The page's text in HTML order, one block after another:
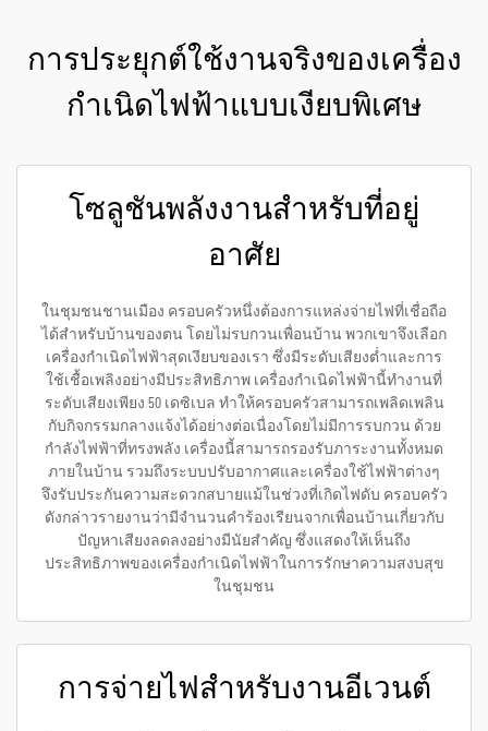
การประยุกต์ใช้งานจริงของเครื่อง
กำเนิดไฟฟ้าแบบเงียบพิเศษ
โซลูชันพลังงานสำหรับที่อยู่
อาศัย
ในชุมชนชานเมือง ครอบครัวหนึ่งต้องการแหล่งจ่ายไฟที่เชื่อถือ
ได้สำหรับบ้านของตน โดยไม่รบกวนเพื่อนบ้าน พวกเขาจึงเลือก
เครื่องกำเนิดไฟฟ้าสุดเงียบของเรา ซึ่งมีระดับเสียงต่ำและการ
ใช้เชื้อเพลิงอย่างมีประสิทธิภาพ เครื่องกำเนิดไฟฟ้านี้ทำงานที่
ระดับเสียงเพียง 50 เดซิเบล ทำให้ครอบครัวสามารถเพลิดเพลิน
กับกิจกรรมกลางแจ้งได้อย่างต่อเนื่องโดยไม่มีการรบกวน ด้วย
กำลังไฟฟ้าที่ทรงพลัง เครื่องนี้สามารถรองรับภาระงานทั้งหมด
ภายในบ้าน รวมถึงระบบปรับอากาศและเครื่องใช้ไฟฟ้าต่างๆ
จึงรับประกันความสะดวกสบายแม้ในช่วงที่เกิดไฟดับ ครอบครัว
ดังกล่าวรายงานว่ามีจำนวนคำร้องเรียนจากเพื่อนบ้านเกี่ยวกับ
ปัญหาเสียงลดลงอย่างมีนัยสำคัญ ซึ่งแสดงให้เห็นถึง
ประสิทธิภาพของเครื่องกำเนิดไฟฟ้าในการรักษาความสงบสุข
ในชุมชน
การจ่ายไฟสำหรับงานอีเวนต์